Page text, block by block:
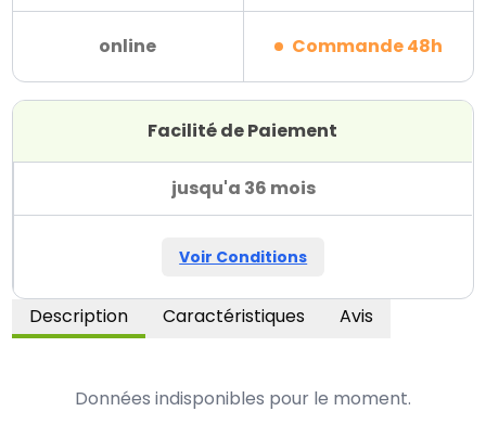
online Commande 48h
Facilité de Paiement
jusqu'a 36 mois
Voir Conditions
Description Caractéristiques Avis
Données indisponibles pour le moment.